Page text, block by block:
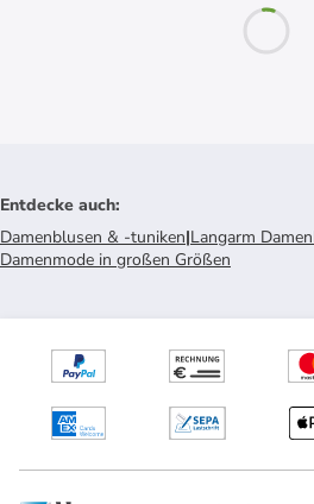
Entdecke auch:
Damenblusen & -tuniken|Langarm
Damenmode in großen Größen